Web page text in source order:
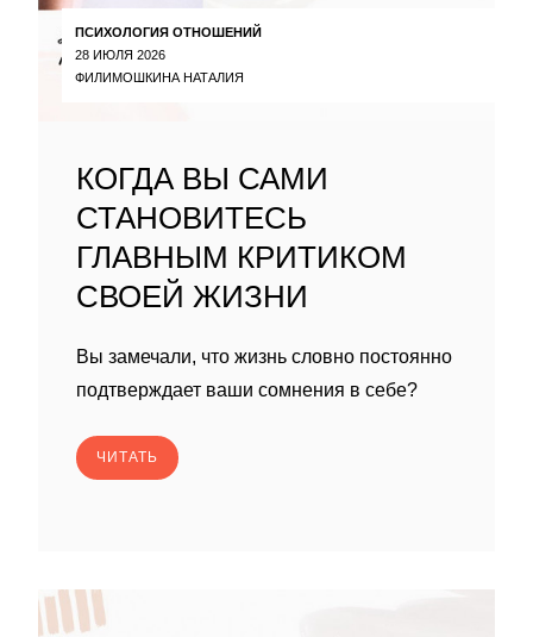
ПСИХОЛОГИЯ ОТНОШЕНИЙ
28 ИЮЛЯ 2026
ФИЛИМОШКИНА НАТАЛИЯ
КОГДА ВЫ САМИ
СТАНОВИТЕСЬ
ГЛАВНЫМ КРИТИКОМ
СВОЕЙ ЖИЗНИ
Вы замечали, что жизнь словно постоянно
подтверждает ваши сомнения в себе?
ЧИТАТЬ